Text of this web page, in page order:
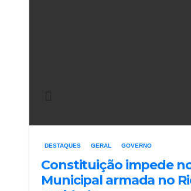
DESTAQUES GERAL GOVERNO
Constituição impede
Municipal armada no